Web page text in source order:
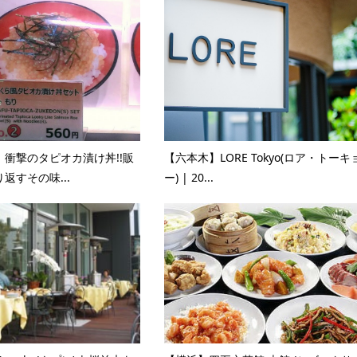
衝撃のタピオカ漬け丼!!販
返すその味...
【六本木】LORE Tokyo(ロア・トーキ
ー) | 20...